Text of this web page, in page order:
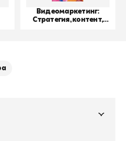
Видеомаркетинг:
Стратегия, контент,